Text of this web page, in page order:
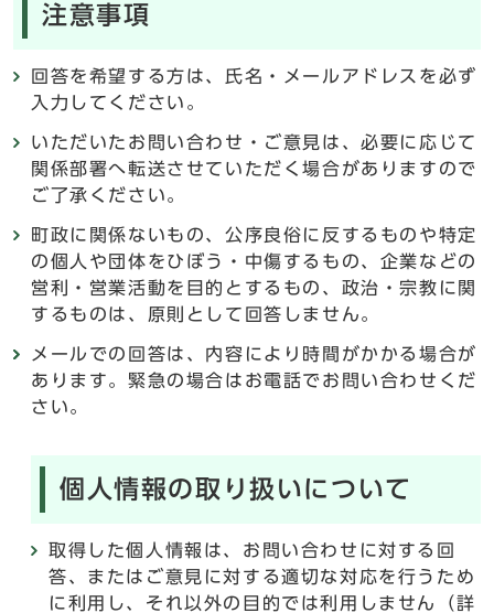
注意事項
回答を希望する方は、氏名・メールアドレスを必ず
入力してください。
いただいたお問い合わせ・ご意見は、必要に応じて
関係部署へ転送させていただく場合がありますので
ご了承ください。
町政に関係ないもの、公序良俗に反するものや特定
の個人や団体をひぼう・中傷するもの、企業などの
営利・営業活動を目的とするもの、政治・宗教に関
するものは、原則として回答しません。
メールでの回答は、内容により時間がかかる場合が
あります。緊急の場合はお電話でお問い合わせくだ
さい。
個人情報の取り扱いについて
取得した個人情報は、お問い合わせに対する回
答、またはご意見に対する適切な対応を行うため
に利用し、それ以外の目的では利用しません（詳